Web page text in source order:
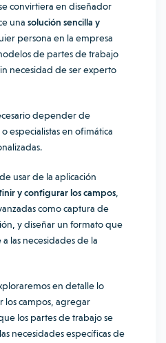
convirtiera en diseñador
una solución sencilla y
persona en la empresa
de partes de trabajo
necesidad de ser experto
depender de
especialistas en ofimática
usar de la aplicación
y configurar los campos
como captura de
y diseñar un formato que
las necesidades de la
en detalle lo
los campos, agregar
los partes de trabajo se
necesidades específicas de